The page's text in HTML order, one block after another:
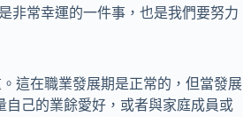
非常幸運的一件事，也是我們要努力
這在職業發展期是正常的，但當發展
己的業餘愛好，或者與家庭成員或